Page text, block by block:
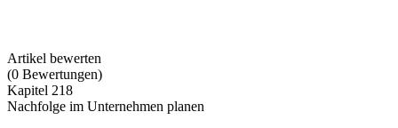
Artikel bewerten
(0 Bewertungen)
Kapitel 218
Nachfolge im Unternehmen planen